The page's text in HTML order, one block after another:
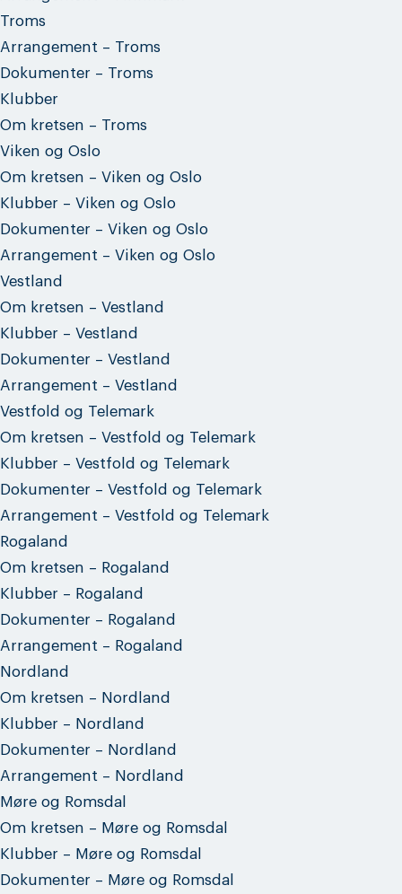
Troms
Arrangement – Troms
Dokumenter – Troms
Klubber
Om kretsen – Troms
Viken og Oslo
Om kretsen – Viken og Oslo
Klubber – Viken og Oslo
Dokumenter – Viken og Oslo
Arrangement – Viken og Oslo
Vestland
Om kretsen – Vestland
Klubber – Vestland
Dokumenter – Vestland
Arrangement – Vestland
Vestfold og Telemark
Om kretsen – Vestfold og Telemark
Klubber – Vestfold og Telemark
Dokumenter – Vestfold og Telemark
Arrangement – Vestfold og Telemark
Rogaland
Om kretsen – Rogaland
Klubber – Rogaland
Dokumenter – Rogaland
Arrangement – Rogaland
Nordland
Om kretsen – Nordland
Klubber – Nordland
Dokumenter – Nordland
Arrangement – Nordland
Møre og Romsdal
Om kretsen – Møre og Romsdal
Klubber – Møre og Romsdal
Dokumenter – Møre og Romsdal